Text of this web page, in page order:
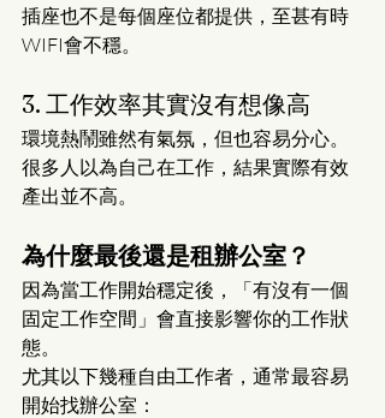
插座也不是每個座位都提供，至甚有時
WIFI會不穩。
3. 工作效率其實沒有想像高
環境熱鬧雖然有氣氛，但也容易分心。
很多人以為自己在工作，結果實際有效
產出並不高。
為什麼最後還是租辦公室？
因為當工作開始穩定後，「有沒有一個
固定工作空間」會直接影響你的工作狀
態。
尤其以下幾種自由工作者，通常最容易
開始找辦公室：